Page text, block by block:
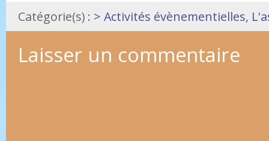
Catégorie(s) : > Activités évènementielles,
Laisser un commentaire